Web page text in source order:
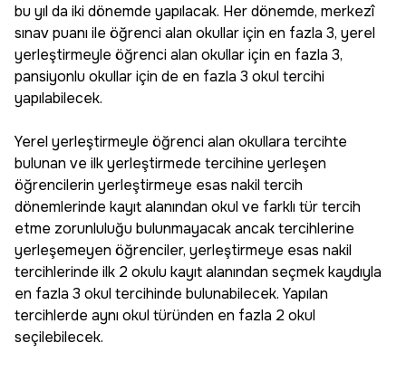
bu yıl da iki dönemde yapılacak. Her dönemde, merkezî
sınav puanı ile öğrenci alan okullar için en fazla 3, yerel
yerleştirmeyle öğrenci alan okullar için en fazla 3,
pansiyonlu okullar için de en fazla 3 okul tercihi
yapılabilecek.
Yerel yerleştirmeyle öğrenci alan okullara tercihte
bulunan ve ilk yerleştirmede tercihine yerleşen
öğrencilerin yerleştirmeye esas nakil tercih
dönemlerinde kayıt alanından okul ve farklı tür tercih
etme zorunluluğu bulunmayacak ancak tercihlerine
yerleşemeyen öğrenciler, yerleştirmeye esas nakil
tercihlerinde ilk 2 okulu kayıt alanından seçmek kaydıyla
en fazla 3 okul tercihinde bulunabilecek. Yapılan
tercihlerde aynı okul türünden en fazla 2 okul
seçilebilecek.